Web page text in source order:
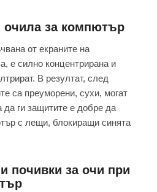
очила за компютър
от екраните на
е силно концентрирана и
В резултат, след
са преуморени, сухи, могат
да ги защитите е добре да
с лещи, блокиращи синята
почивки за очи при